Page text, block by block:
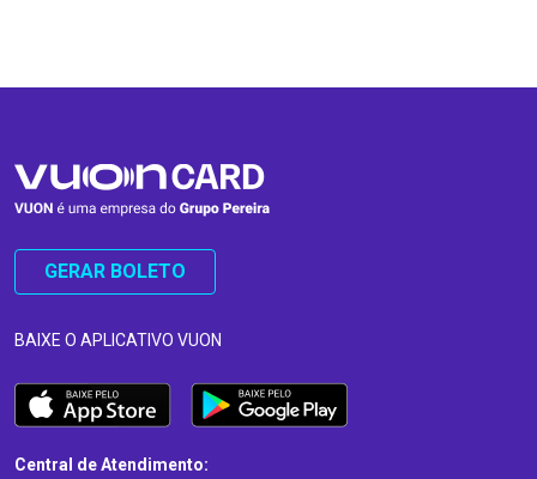
GERAR BOLETO
BAIXE O APLICATIVO VUON
Central de Atendimento: